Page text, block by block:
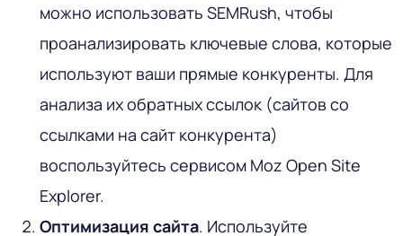
можно использовать SEMRush, чтобы
проанализировать ключевые слова, которые
используют ваши прямые конкуренты. Для
анализа их обратных ссылок (сайтов со
ссылками на сайт конкурента)
воспользуйтесь сервисом Moz Open Site
Explorer.
Оптимизация сайта. Используйте